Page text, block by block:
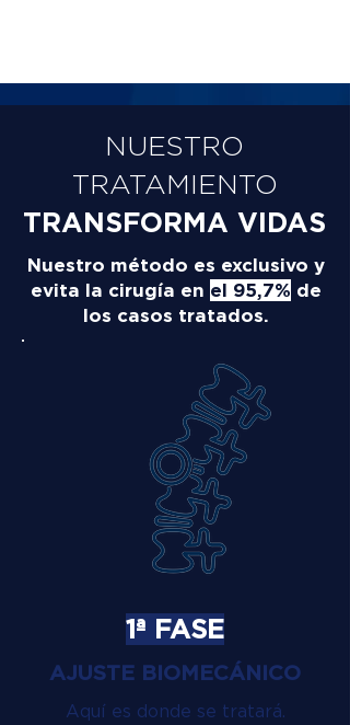
NUESTRO
TRATAMIENTO
TRANSFORMA VIDAS
Nuestro método es exclusivo y
evita la cirugía en el 95,7% de
los casos tratados.
1ª FASE
AJUSTE BIOMECÁNICO
Aquí es donde se tratará.